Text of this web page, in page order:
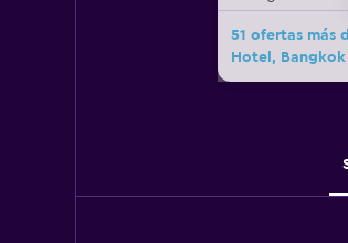
51 ofertas más
Hotel, Bangkok